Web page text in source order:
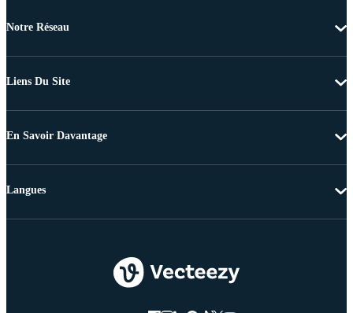
Notre Réseau
Liens Du Site
En Savoir Davantage
Langues